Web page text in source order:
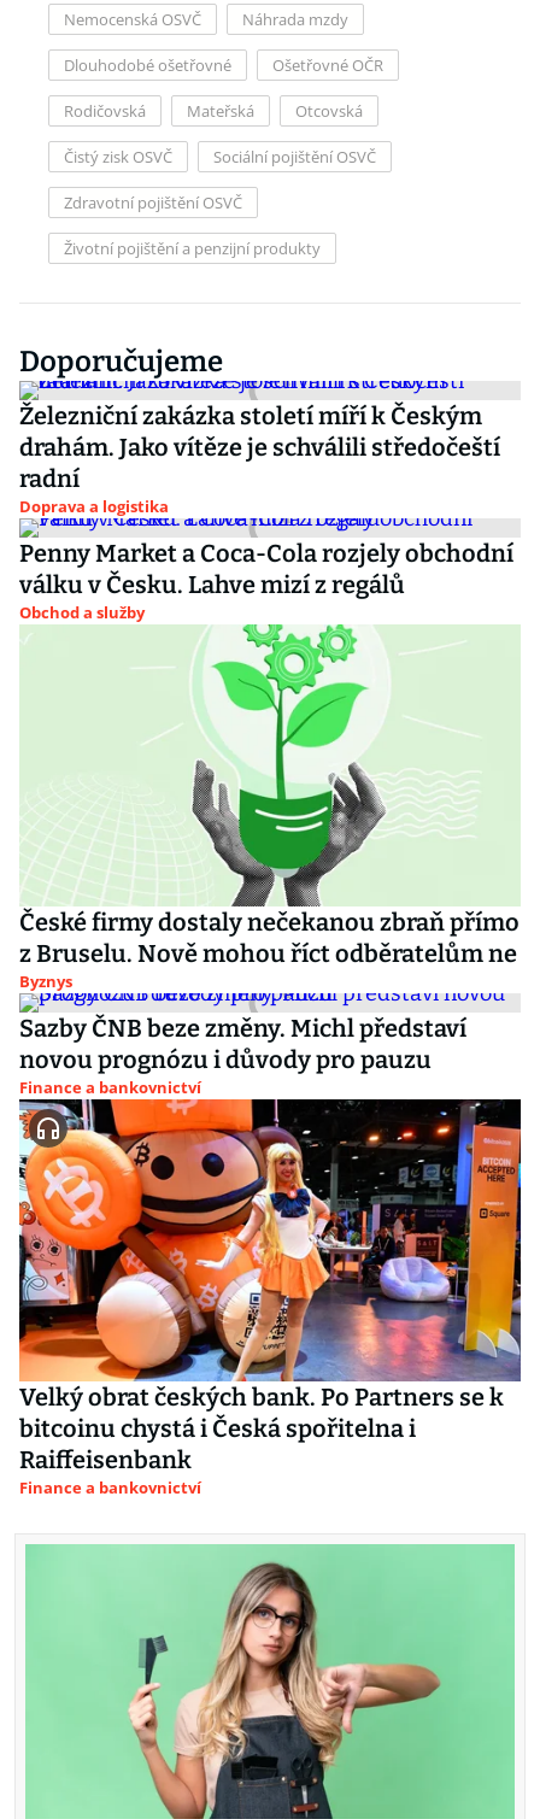
Nemocenská OSVČ Náhrada mzdy
Dlouhodobé ošetřovné Ošetřovné OČR
Rodičovská Mateřská Otcovská
Čistý zisk OSVČ Sociální pojištění OSVČ
Zdravotní pojištění OSVČ
Životní pojištění a penzijní produkty
Doporučujeme
Železniční zakázka století míří k Českým
drahám. Jako vítěze je schválili středočeští
radní
Doprava a logistika
Penny Market a Coca-Cola rozjely obchodní
válku v Česku. Lahve mizí z regálů
Obchod a služby
České firmy dostaly nečekanou zbraň přímo
z Bruselu. Nově mohou říct odběratelům ne
Byznys
Sazby ČNB beze změny. Michl představí
novou prognózu i důvody pro pauzu
Finance a bankovnictví
Velký obrat českých bank. Po Partners se k
bitcoinu chystá i Česká spořitelna i
Raiffeisenbank
Finance a bankovnictví